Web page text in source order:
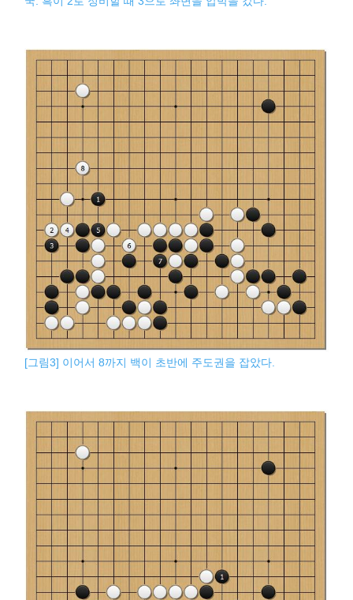
[그림3] 이어서 8까지 백이 초반에 주도권을 잡았다.